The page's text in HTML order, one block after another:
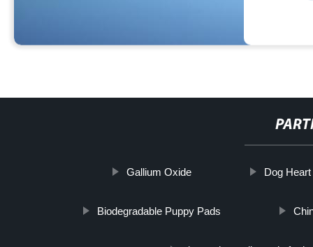
Gallium Oxide Dog
Biodegradable Puppy Pads